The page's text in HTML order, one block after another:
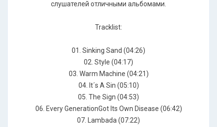
слушателей отличными альбомами.
Tracklist:
01. Sinking Sand (04:26)
02. Style (04:17)
03. Warm Machine (04:21)
04. It´s A Sin (05:10)
05. The Sign (04:53)
06. Every GenerationGot Its Own Disease (06:42)
07. Lambada (07:22)